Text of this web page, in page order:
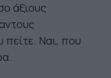
άξιους
πείτε. Ναι, που